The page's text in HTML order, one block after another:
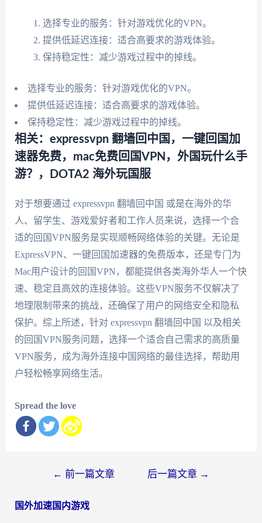
选择专业的服务：针对游戏优化的VPN。
提供低延迟连接：适合高要求的游戏体验。
保持稳定性：减少游戏过程中的掉线。
选择专业的服务：针对游戏优化的VPN。
提供低延迟连接：适合高要求的游戏体验。
保持稳定性：减少游戏过程中的掉线。
相关：expressvpn 翻墙回中国，一键回国加
速器免费，mac免费回国VPN，外国玩什么手
游？，DOTA2 海外玩国服
对于想要通过 expressvpn 翻墙回中国 或是在海外的华
人、留学生、游戏爱好者和工作人员来说，选择一个合
适的回国VPN服务是实现顺畅网络体验的关键。无论是
ExpressVPN、一键回国加速器的免费版本，还是专门为
Mac用户设计的回国VPN，都能提供各类海外华人一个快
速、稳定且高效的连接体验。这些VPN服务不仅解决了
地理限制带来的挑战，还确保了用户的网络安全和隐私
保护。综上所述，针对 expressvpn 翻墙回中国 以及相关
的回国VPN服务问题，选择一个适合自己需求的高质量
VPN服务，成为海外连接中国网络的最佳选择，帮助用
户轻松畅享网络生活。
Spread the love
导
← 前一篇文章 后一篇文章 →
国外加速国内游戏